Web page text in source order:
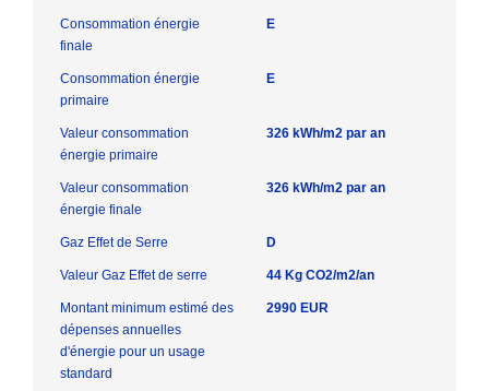
Consommation énergie
finale
E
Consommation énergie
primaire
E
Valeur consommation
énergie primaire
326 kWh/m2 par an
Valeur consommation
énergie finale
326 kWh/m2 par an
Gaz Effet de Serre D
Valeur Gaz Effet de serre 44 Kg CO2/m2/an
Montant minimum estimé des
dépenses annuelles
d'énergie pour un usage
standard
2990 EUR